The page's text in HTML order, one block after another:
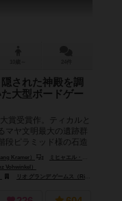
された神殿を調
大型ボードゲー
賞受賞作。ティカルと
マヤ文明最大の遺跡群
段ピラミッド様の石造
ゲー...
Kramer）
ミヒャエル・キースリング（Michael Kiesling）
Vohwinkel）
リオ グランデ ゲームス（Rio Grande Games）